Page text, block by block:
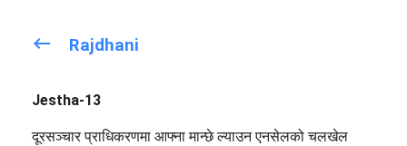
keyboard_backspace Rajdhani
Jestha-13
दूरसञ्चार प्राधिकरणमा आफ्ना मान्छे ल्याउन एनसेलको चलखेल